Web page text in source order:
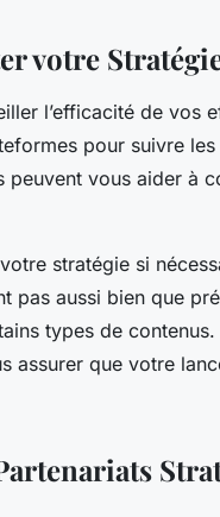
votre
l’efficacité de vos
pour suivre
peuvent vous aider à
stratégie si
pas aussi bien que
types de
assurer que votre